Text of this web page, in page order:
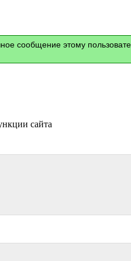
сообщение этому